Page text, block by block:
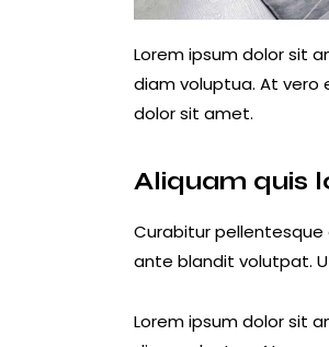
Lorem ipsum dolor sit
diam voluptua. At vero
dolor sit amet.
Aliquam quis
Curabitur pellentesque
ante blandit volutpat.
Lorem ipsum dolor sit